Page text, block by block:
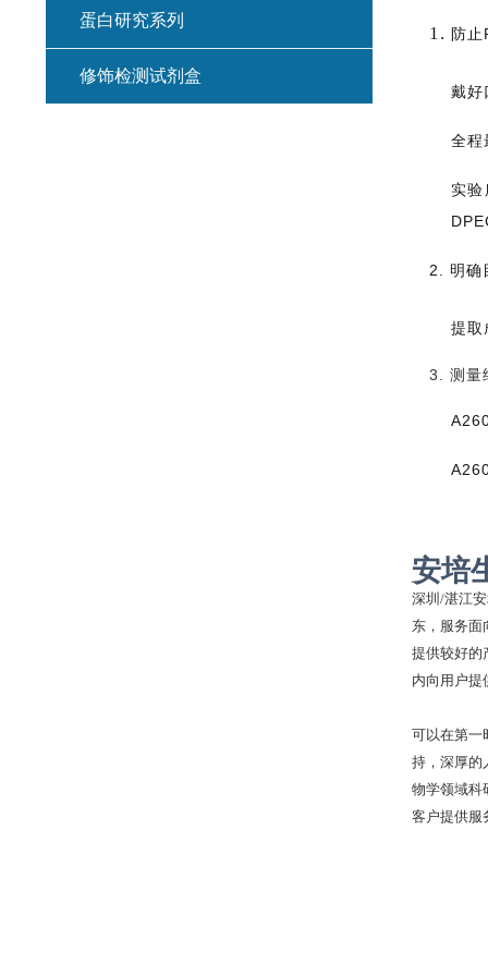
1. 防止
戴好
全程
实
2. 明确
提取
3. 测量
安培
深圳 /湛江
东，服务面
提供较好的
内向用户提
可以在第一
持，深厚的
物学领域科
客户提供服
蛋白研究系列
修饰检测试剂盒